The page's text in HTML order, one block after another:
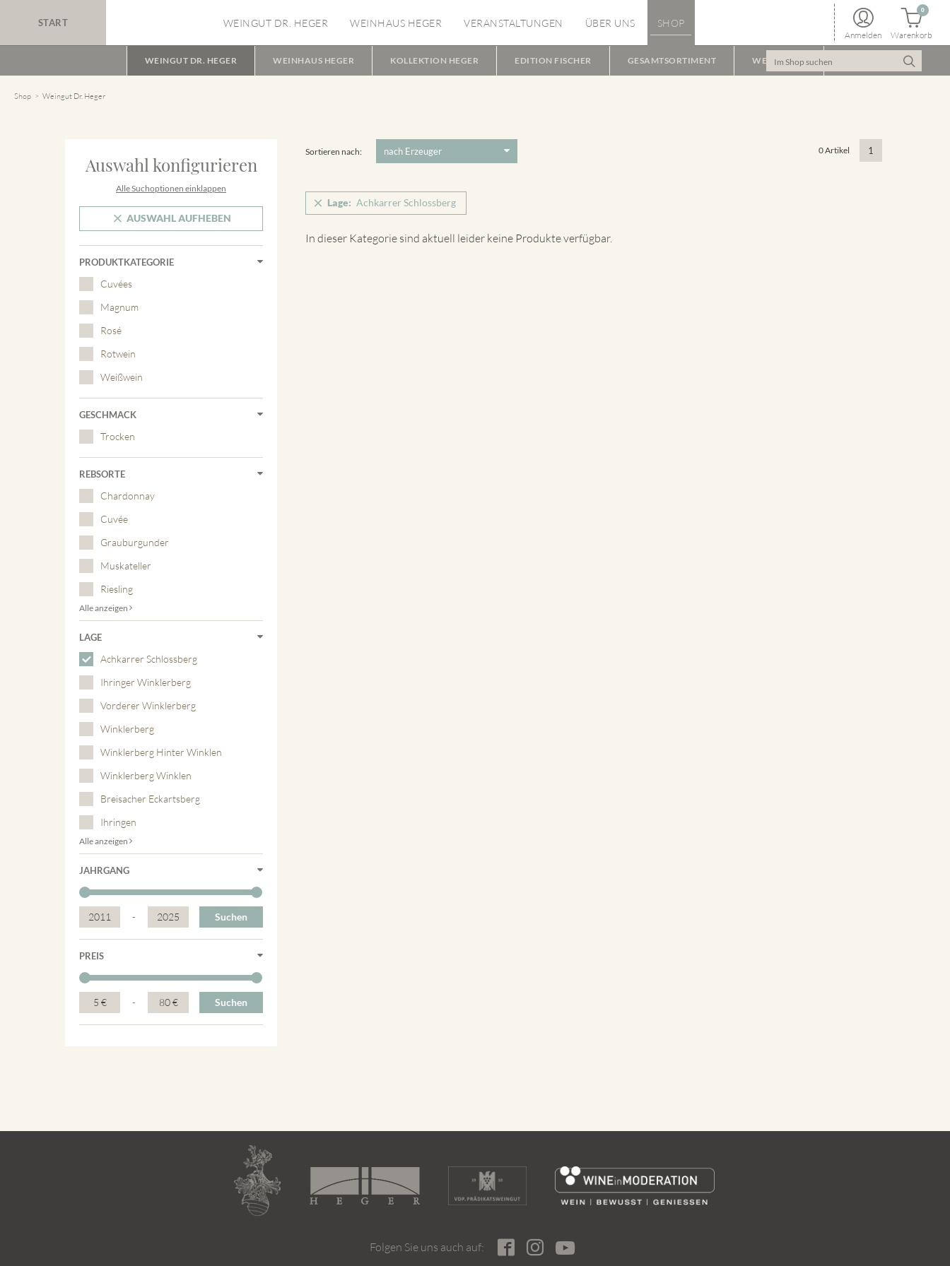
START WEINGUT DR. HEGER WEINHAUS HEGER VERANSTALTUNGEN ÜBER UNS SHOP
Anmelden Warenkorb
0
WEINGUT DR. HEGER WEINHAUS HEGER KOLLEKTION HEGER EDITION FISCHER GESAMTSORTIMENT WEINPAKET
Shop Weingut Dr. Heger
Auswahl konfigurieren
Alle Suchoptionen einklappen
AUSWAHL AUFHEBEN
PRODUKTKATEGORIE
Cuvées
Magnum
Rosé
Rotwein
Weißwein
GESCHMACK
Trocken
REBSORTE
Chardonnay
Cuvée
Grauburgunder
Muskateller
Riesling
Alle anzeigen
LAGE
Achkarrer Schlossberg
Ihringer Winklerberg
Vorderer Winklerberg
Winklerberg
Winklerberg Hinter Winklen
Winklerberg Winklen
Breisacher Eckartsberg
Ihringen
Alle anzeigen
JAHRGANG
2011 - 2025 Suchen
PREIS
5 € - 80 € Suchen
Sortieren nach: 0 Artikel 1
Lage: Achkarrer Schlossberg
In dieser Kategorie sind aktuell leider keine Produkte verfügbar.
Folgen Sie uns auch auf: